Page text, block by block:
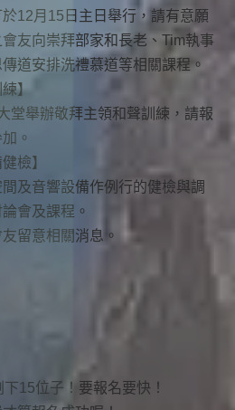
12月15日主日舉行，請有意願
友向崇拜部家和長老、Tim執事
道安排洗禮慕道等相關課程。
】
堂舉辦敬拜主領和聲訓練，請報
。
檢】
及音響設備作例行的健檢與調
會及課程。
留意相關消息。
15位子！要報名要快！